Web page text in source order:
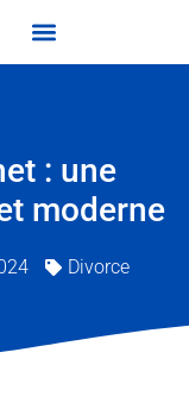
: une
moderne
Divorce